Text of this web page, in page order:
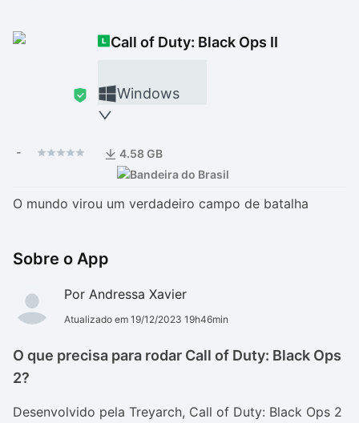
Call of Duty: Black Ops II
Windows
- 4.58 GB
O mundo virou um verdadeiro campo de batalha
Sobre o App
Por Andressa Xavier
Atualizado em 19/12/2023 19h46min
O que precisa para rodar Call of Duty: Black Ops
2?
Desenvolvido pela Treyarch, Call of Duty: Black Ops 2